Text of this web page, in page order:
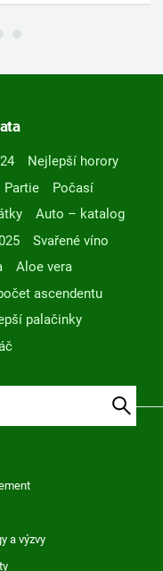
Nejlepší horory
Partie
Počasí
Auto – katalog
Svařené víno
Aloe vera
ascendentu
palačinky
a výzvy